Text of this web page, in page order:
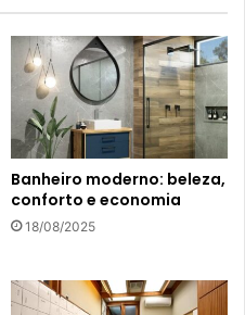
Banheiro moderno: beleza,
conforto e economia
18/08/2025